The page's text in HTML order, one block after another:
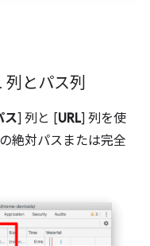
とパス列
ス] 列と [URL] 列を使
絶対パスまたは完全